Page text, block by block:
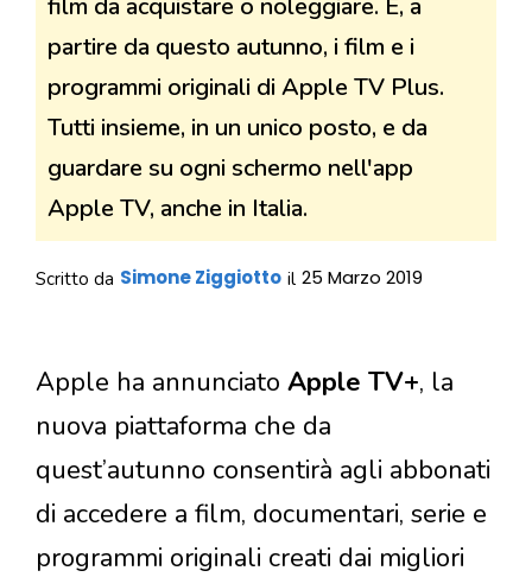
film da acquistare o noleggiare. E, a
partire da questo autunno, i film e i
programmi originali di Apple TV Plus.
Tutti insieme, in un unico posto, e da
guardare su ogni schermo nell'app
Apple TV, anche in Italia.
Scritto da Simone Ziggiotto il 25 Marzo 2019
Apple ha annunciato Apple TV+, la
nuova piattaforma che da
quest’autunno consentirà agli abbonati
di accedere a film, documentari, serie e
programmi originali creati dai migliori